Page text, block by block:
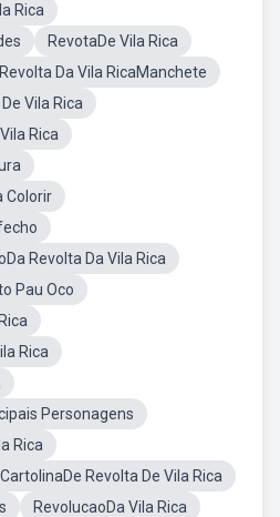
Rica
RevotaDe Vila Rica
Revolta Da Vila RicaManchete
Vila Rica
Rica
Colorir
Revolta Da Vila Rica
Pau Oco
Rica
Personagens
Rica
Revolta De Vila Rica
RevolucaoDa Vila Rica